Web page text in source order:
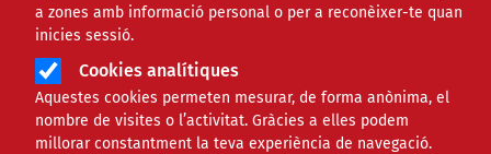
a zones amb informació personal o per a reconèixer-te quan
inicies sessió.
Cookies analítiques
Aquestes cookies permeten mesurar, de forma anònima, el
nombre de visites o l’activitat. Gràcies a elles podem
millorar constantment la teva experiència de navegació.